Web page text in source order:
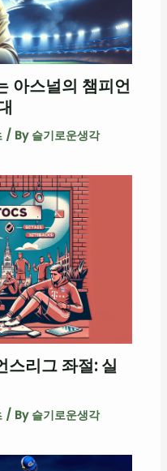
아스널의 챔피언
/ By 슬기로운생각
스리그 좌절: 실
/ By 슬기로운생각